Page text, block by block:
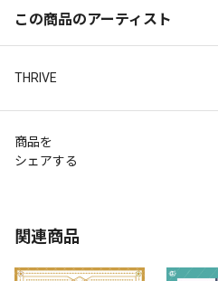
この商品のアーティスト
THRIVE
商品を
シェアする
関連商品